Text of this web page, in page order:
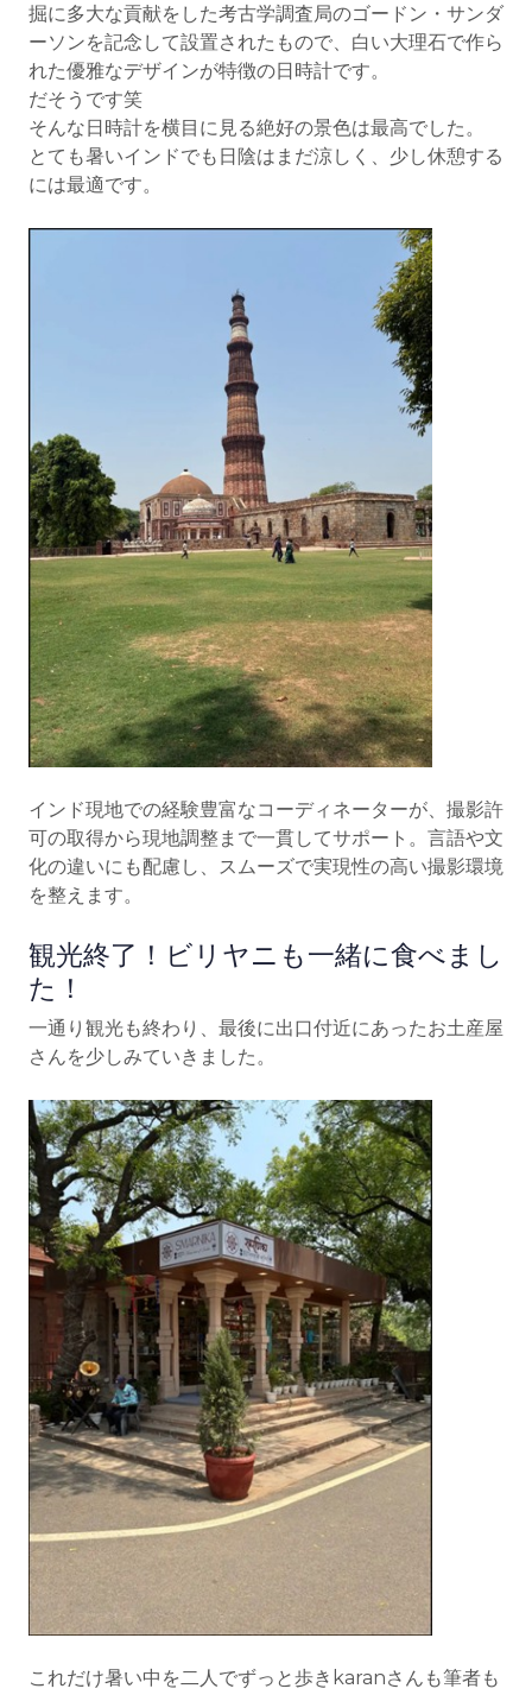
掘に多大な貢献をした考古学調査局のゴードン・サンダ
ーソンを記念して設置されたもので、白い大理石で作ら
れた優雅なデザインが特徴の日時計です。
だそうです笑
そんな日時計を横目に見る絶好の景色は最高でした。
とても暑いインドでも日陰はまだ涼しく、少し休憩する
には最適です。
インド現地での経験豊富なコーディネーターが、撮影許
可の取得から現地調整まで一貫してサポート。言語や文
化の違いにも配慮し、スムーズで実現性の高い撮影環境
を整えます。
観光終了！ビリヤニも一緒に食べまし
た！
一通り観光も終わり、最後に出口付近にあったお土産屋
さんを少しみていきました。
これだけ暑い中を二人でずっと歩きkaranさんも筆者も